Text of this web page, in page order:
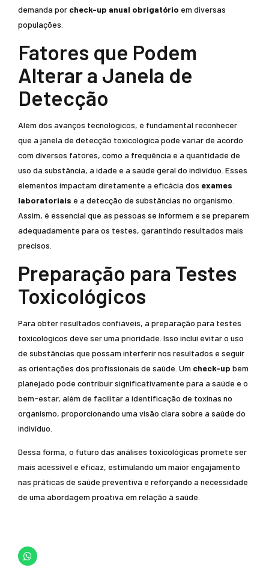
demanda por check-up anual obrigatório em diversas
populações.
Fatores que Podem
Alterar a Janela de
Detecção
Além dos avanços tecnológicos, é fundamental reconhecer
que a janela de detecção toxicológica pode variar de acordo
com diversos fatores, como a frequência e a quantidade de
uso da substância, a idade e a saúde geral do indivíduo. Esses
elementos impactam diretamente a eficácia dos exames
laboratoriais e a detecção de substâncias no organismo.
Assim, é essencial que as pessoas se informem e se preparem
adequadamente para os testes, garantindo resultados mais
precisos.
Preparação para Testes
Toxicológicos
Para obter resultados confiáveis, a preparação para testes
toxicológicos deve ser uma prioridade. Isso inclui evitar o uso
de substâncias que possam interferir nos resultados e seguir
as orientações dos profissionais de saúde. Um check-up bem
planejado pode contribuir significativamente para a saúde e o
bem-estar, além de facilitar a identificação de toxinas no
organismo, proporcionando uma visão clara sobre a saúde do
indivíduo.
Dessa forma, o futuro das análises toxicológicas promete ser
mais acessível e eficaz, estimulando um maior engajamento
nas práticas de saúde preventiva e reforçando a necessidade
de uma abordagem proativa em relação à saúde.